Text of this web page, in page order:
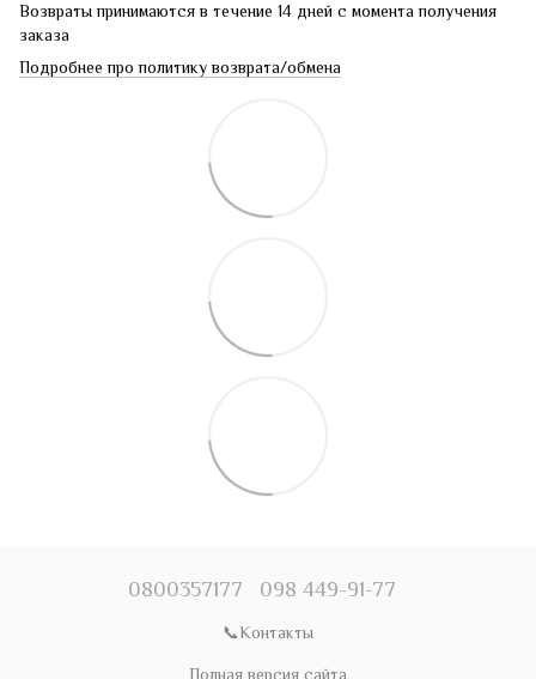
Возвраты принимаются в течение 14 дней с момента получения
заказа
Подробнее про политику возврата/обмена
0800357177 098 449-91-77
📞Контакты
Полная версия сайта